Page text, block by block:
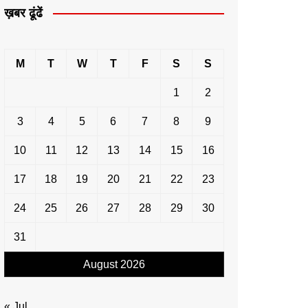
ख़बर ढूंढें
August 2026
M T W T F S S
1 2
3 4 5 6 7 8 9
10 11 12 13 14 15 16
17 18 19 20 21 22 23
24 25 26 27 28 29 30
31